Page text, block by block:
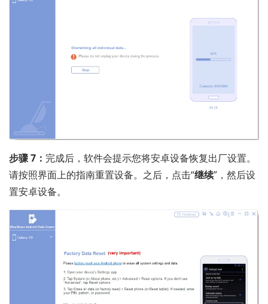
步骤 7： 完成后，软件会提示您将安卓设备恢复出厂设置。
请按照界面上的指南重置设备。之后，点击“继续”，然后设
置安卓设备。